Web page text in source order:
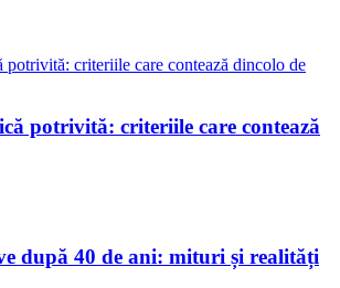
potrivită: criteriile care contează
după 40 de ani: mituri și realități